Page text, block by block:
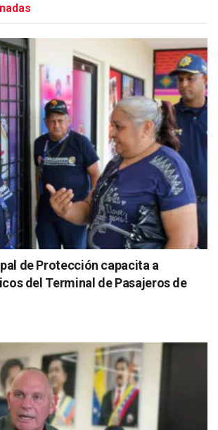
de Protección capacita a
del Terminal de Pasajeros de